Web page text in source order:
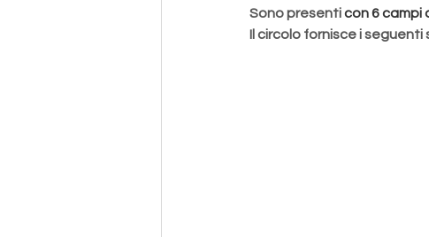
Sono presenti con 6 campi
Il circolo fornisce i seguenti